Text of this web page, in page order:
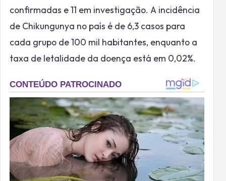
confirmadas e 11 em investigação. A incidência
de Chikungunya no país é de 6,3 casos para
cada grupo de 100 mil habitantes, enquanto a
taxa de letalidade da doença está em 0,02%.